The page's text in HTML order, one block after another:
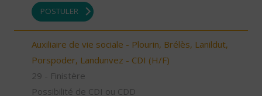
POSTULER
Auxiliaire de vie sociale - Plourin, Brélès, Lanildut,
Porspoder, Landunvez - CDI (H/F)
29 - Finistère
Possibilité de CDI ou CDD